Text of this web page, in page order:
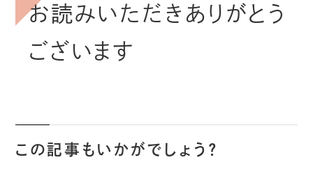
お読みいただきありがとう
ございます
この記事もいかがでしょう？